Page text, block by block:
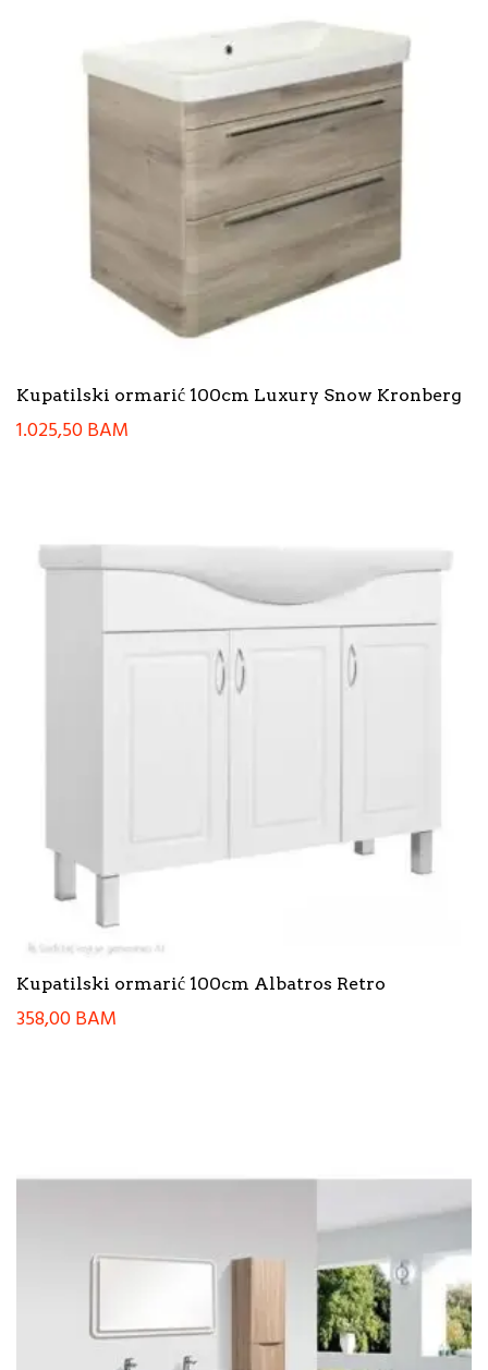
Kupatilski ormarić 100cm Luxury Snow Kronberg
1.025,50BAM
Kupatilski ormarić 100cm Albatros Retro
358,00BAM